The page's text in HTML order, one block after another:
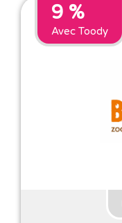
9 %
Avec Toody